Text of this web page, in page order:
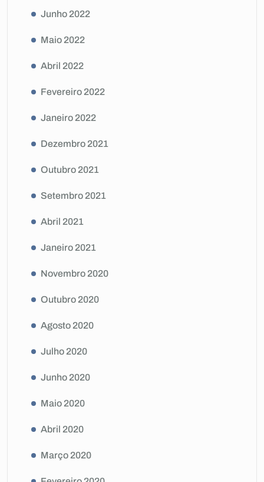
Junho 2022
Maio 2022
Abril 2022
Fevereiro 2022
Janeiro 2022
Dezembro 2021
Outubro 2021
Setembro 2021
Abril 2021
Janeiro 2021
Novembro 2020
Outubro 2020
Agosto 2020
Julho 2020
Junho 2020
Maio 2020
Abril 2020
Março 2020